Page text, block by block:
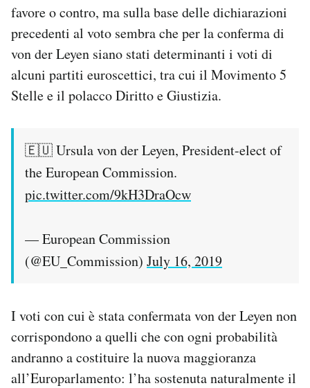
favore o contro, ma sulla base delle dichiarazioni
precedenti al voto sembra che per la conferma di
von der Leyen siano stati determinanti i voti di
alcuni partiti euroscettici, tra cui il Movimento 5
Stelle e il polacco Diritto e Giustizia.
🇪🇺 Ursula von der Leyen, President-elect of
the European Commission.
pic.twitter.com/9kH3DraOcw
— European Commission
(@EU_Commission) July 16, 2019
I voti con cui è stata confermata von der Leyen non
corrispondono a quelli che con ogni probabilità
andranno a costituire la nuova maggioranza
all’Europarlamento: l’ha sostenuta naturalmente il